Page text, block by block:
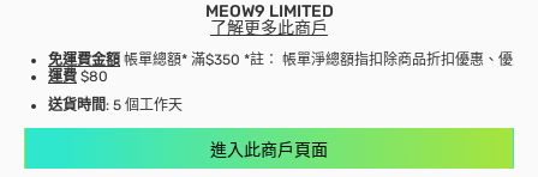
MEOW9 LIMITED
了解更多此商戶
免運費金額 帳單總額* 滿$350 *註： 帳單淨總額指扣除商品折扣優惠、優惠
運費 $80
送貨時間: 5 個工作天
進入此商戶頁面